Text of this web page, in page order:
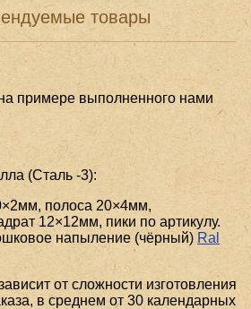
товары
примере выполненного нами
(Сталь -3):
полоса 20×4мм,
12×12мм, пики по артикулу.
напыление (чёрный) Ral
от сложности изготовления
в среднем от 30 календарных